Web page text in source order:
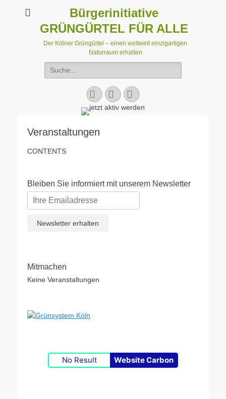
Bürgerinitiative
GRÜNGÜRTEL FÜR ALLE
Der Kölner Grüngürtel – einen weltweit einzigartigen
Naturraum erhalten
Suchen
nach:
Facebook
E-
Mail
Instagram
Veranstaltungen
CONTENTS
Bleiben Sie informiert mit unserem Newsletter
Mitmachen
Keine Veranstaltungen
No Result Website Carbon